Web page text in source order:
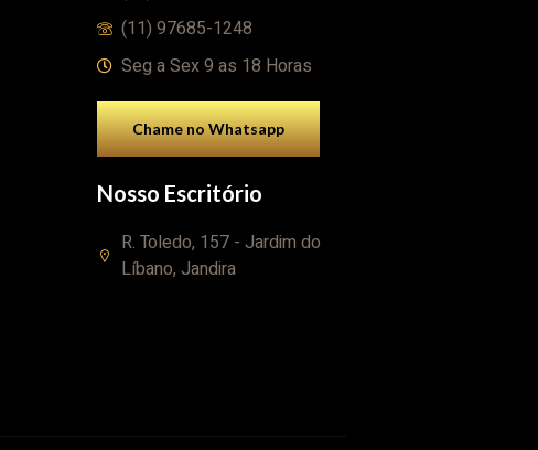
(11) 97685-1248
Seg a Sex 9 as 18 Horas
Chame no Whatsapp
Nosso Escritório
R. Toledo, 157 - Jardim do
Líbano, Jandira